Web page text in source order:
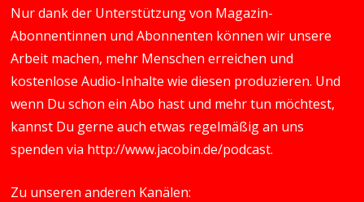
Nur dank der Unterstützung von Magazin-
Abonnentinnen und Abonnenten können wir unsere
Arbeit machen, mehr Menschen erreichen und
kostenlose Audio-Inhalte wie diesen produzieren. Und
wenn Du schon ein Abo hast und mehr tun möchtest,
kannst Du gerne auch etwas regelmäßig an uns
spenden via http://www.jacobin.de/podcast.
Zu unseren anderen Kanälen: